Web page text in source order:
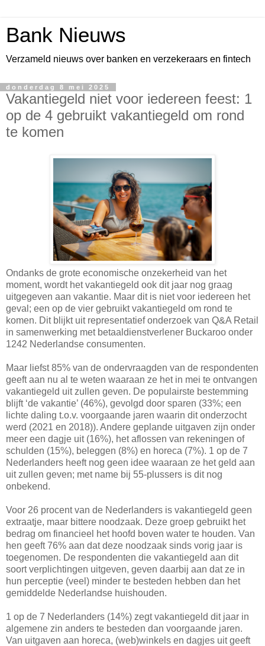
Bank Nieuws
Verzameld nieuws over banken en verzekeraars en fintech
donderdag 8 mei 2025
Vakantiegeld niet voor iedereen feest: 1
op de 4 gebruikt vakantiegeld om rond
te komen
Ondanks de grote economische onzekerheid van het
moment, wordt het vakantiegeld ook dit jaar nog graag
uitgegeven aan vakantie. Maar dit is niet voor iedereen het
geval; een op de vier gebruikt vakantiegeld om rond te
komen. Dit blijkt uit representatief onderzoek van Q&A Retail
in samenwerking met betaaldienstverlener Buckaroo onder
1242 Nederlandse consumenten.
Maar liefst 85% van de ondervraagden van de respondenten
geeft aan nu al te weten waaraan ze het in mei te ontvangen
vakantiegeld uit zullen geven. De populairste bestemming
blijft ‘de vakantie’ (46%), gevolgd door sparen (33%; een
lichte daling t.o.v. voorgaande jaren waarin dit onderzocht
werd (2021 en 2018)). Andere geplande uitgaven zijn onder
meer een dagje uit (16%), het aflossen van rekeningen of
schulden (15%), beleggen (8%) en horeca (7%). 1 op de 7
Nederlanders heeft nog geen idee waaraan ze het geld aan
uit zullen geven; met name bij 55-plussers is dit nog
onbekend.
Voor 26 procent van de Nederlanders is vakantiegeld geen
extraatje, maar bittere noodzaak. Deze groep gebruikt het
bedrag om financieel het hoofd boven water te houden. Van
hen geeft 76% aan dat deze noodzaak sinds vorig jaar is
toegenomen. De respondenten die vakantiegeld aan dit
soort verplichtingen uitgeven, geven daarbij aan dat ze in
hun perceptie (veel) minder te besteden hebben dan het
gemiddelde Nederlandse huishouden.
1 op de 7 Nederlanders (14%) zegt vakantiegeld dit jaar in
algemene zin anders te besteden dan voorgaande jaren.
Van uitgaven aan horeca, (web)winkels en dagjes uit geeft